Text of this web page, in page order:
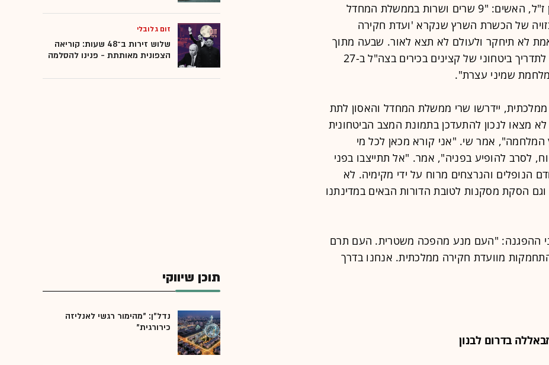
השר לשעבר יזהר שי, אביו של ירון ז"ל, האשים: "9 שרים ושרות בממשלת המחדל
של הכשרת השרץ שנקרא 'ועדת חקירה
לא תיחקר ולעולם לא תצא לאור. שבעה מתוך
תשעת השרים האלה סירבו להגיע לתדריך ביטחוני של קצינים בכירים בצה"ל ב-27
יידרשו שרי ממשלת המחדל והאסון לתת
מצאו לנכון להתעדכן בתמונת המצב הביטחונית
פרוץ המלחמה", אמר שי. "אני קורא מכאן לכל מי
לסרב להופיע בפניה", אמר. "אל תתייצבו בפני
הנופלים והנרצחים מרוח על ידי מקימיה. לא
הסקת מסקנות לטובת הדורות הבאים במדינתנו
ההפגנה: "העם מנע מהפכה משטרית. העם תרם
מוועדת חקירה ממלכתית. אנחנו בדרך
זום גלובלי
שלוש זירות ב־48 שעות: קוריאה
הצפונית מאותתת - פנינו להסלמה
תוכן שיווקי
נדל"ן: "מהימור רגשי לאנליזה
כירורגית"